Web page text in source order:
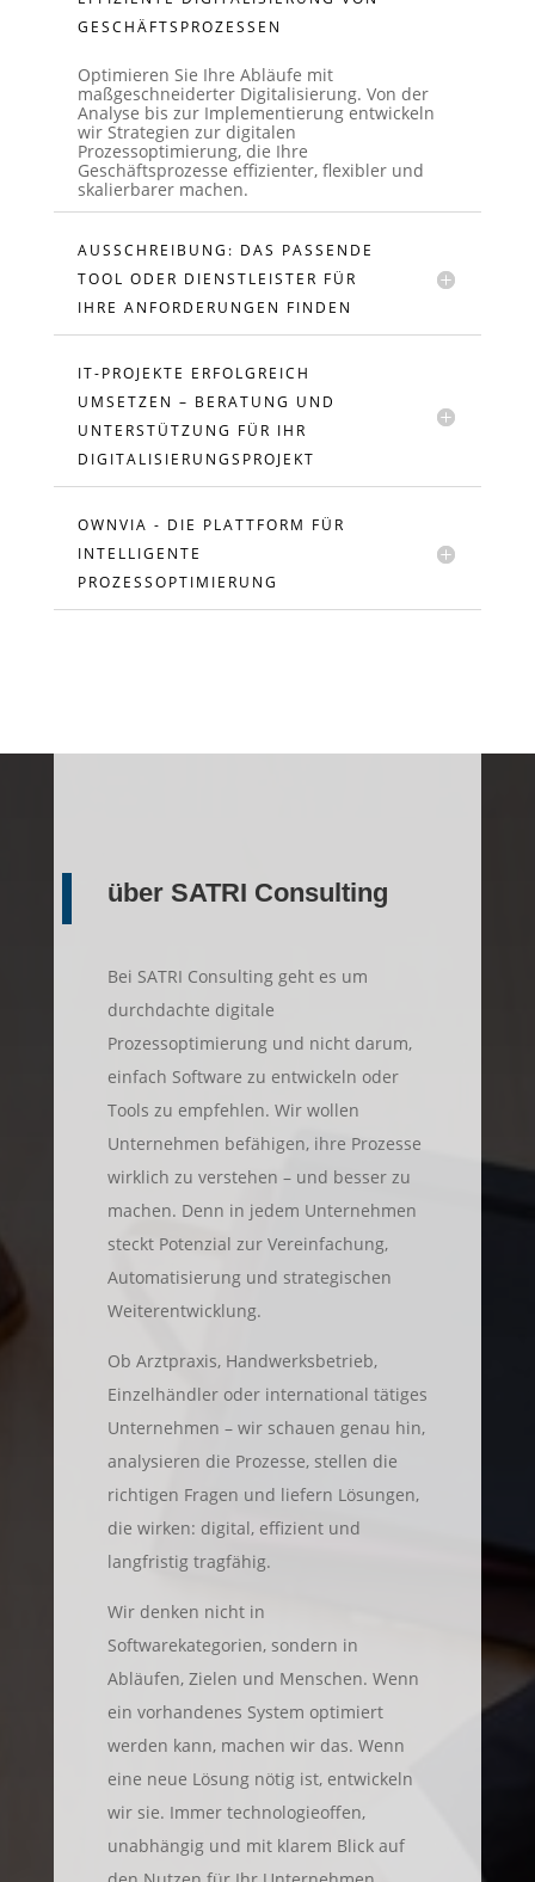
GESCHÄFTSPROZESSEN
Optimieren Sie Ihre Abläufe mit
maßgeschneiderter Digitalisierung. Von der
Analyse bis zur Implementierung entwickeln
wir Strategien zur digitalen
Prozessoptimierung, die Ihre
Geschäftsprozesse effizienter, flexibler und
skalierbarer machen.
AUSSCHREIBUNG: DAS PASSENDE
TOOL ODER DIENSTLEISTER FÜR
IHRE ANFORDERUNGEN FINDEN
IT-PROJEKTE ERFOLGREICH
UMSETZEN – BERATUNG UND
UNTERSTÜTZUNG FÜR IHR
DIGITALISIERUNGSPROJEKT
OWNVIA - DIE PLATTFORM FÜR
INTELLIGENTE
PROZESSOPTIMIERUNG
über SATRI Consulting
Bei SATRI Consulting geht es um
durchdachte digitale
Prozessoptimierung und nicht darum,
einfach Software zu entwickeln oder
Tools zu empfehlen. Wir wollen
Unternehmen befähigen, ihre Prozesse
wirklich zu verstehen – und besser zu
machen. Denn in jedem Unternehmen
steckt Potenzial zur Vereinfachung,
Automatisierung und strategischen
Weiterentwicklung.
Ob Arztpraxis, Handwerksbetrieb,
Einzelhändler oder international tätiges
Unternehmen – wir schauen genau hin,
analysieren die Prozesse, stellen die
richtigen Fragen und liefern Lösungen,
die wirken: digital, effizient und
langfristig tragfähig.
Wir denken nicht in
Softwarekategorien, sondern in
Abläufen, Zielen und Menschen. Wenn
ein vorhandenes System optimiert
werden kann, machen wir das. Wenn
eine neue Lösung nötig ist, entwickeln
wir sie. Immer technologieoffen,
unabhängig und mit klarem Blick auf